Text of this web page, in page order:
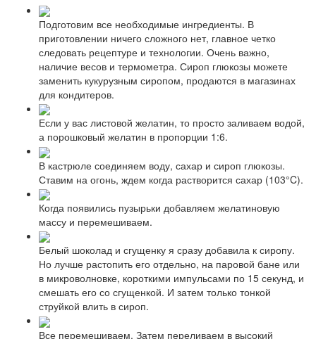
Подготовим все необходимые ингредиенты. В
приготовлении ничего сложного нет, главное четко
следовать рецептуре и технологии. Очень важно,
наличие весов и термометра. Сироп глюкозы можете
заменить кукурузным сиропом, продаются в магазинах
для кондитеров.
Если у вас листовой желатин, то просто заливаем водой,
а порошковый желатин в пропорции 1:6.
В кастрюле соединяем воду, сахар и сироп глюкозы.
Ставим на огонь, ждем когда растворится сахар (103°C).
Когда появились пузырьки добавляем желатиновую
массу и перемешиваем.
Белый шоколад и сгущенку я сразу добавила к сиропу.
Но лучше растопить его отдельно, на паровой бане или
в микроволновке, короткими импульсами по 15 секунд, и
смешать его со сгущенкой. И затем только тонкой
струйкой влить в сироп.
Все перемешиваем. Затем переливаем в высокий